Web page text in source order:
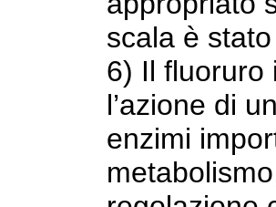
scala è
6) Il fluoruro
l’azione di
enzimi